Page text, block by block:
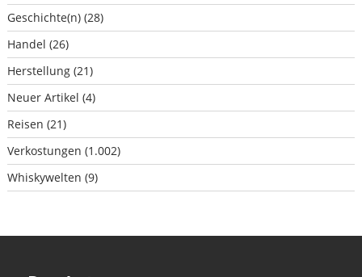
Geschichte(n) (28)
Handel (26)
Herstellung (21)
Neuer Artikel (4)
Reisen (21)
Verkostungen (1.002)
Whiskywelten (9)